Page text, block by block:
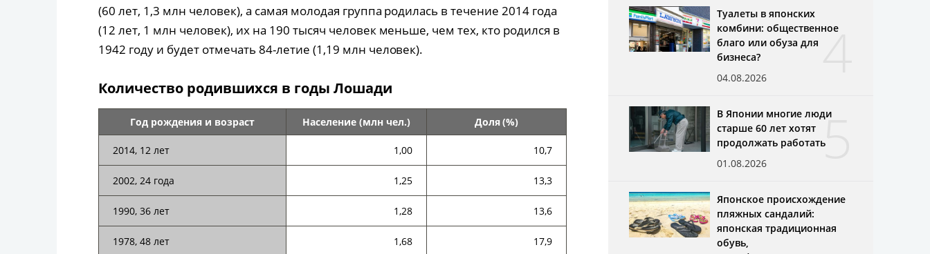
(60 лет, 1,3 млн человек), а самая молодая группа родилась в течение 2014 года
(12 лет, 1 млн человек), их на 190 тысяч человек меньше, чем тех, кто родился в
1942 году и будет отмечать 84-летие (1,19 млн человек).
Количество родившихся в годы Лошади
Год рождения и возраст Население (млн чел.) Доля (%)
2014, 12 лет 1,00 10,7
2002, 24 года 1,25 13,3
1990, 36 лет 1,28 13,6
1978, 48 лет 1,68 17,9
4
Туалеты в японских
комбини: общественное
благо или обуза для
бизнеса?
04.08.2026
5
В Японии многие люди
старше 60 лет хотят
продолжать работать
01.08.2026
Японское происхождение
пляжных сандалий:
японская традиционная
обувь,